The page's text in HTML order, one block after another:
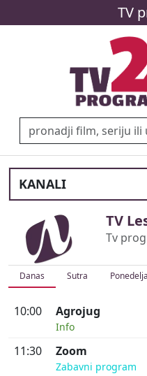
TV
KANALI
TV
Tv
Danas Sutra
10:00 Agrojug
Info
11:30 Zoom
Zabavni program